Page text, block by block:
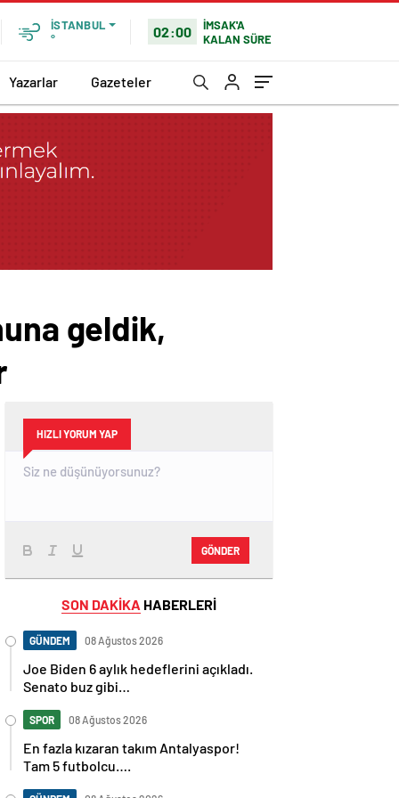
İSTANBUL
°
02:00
İMSAK'A
KALAN SÜRE
Yazarlar Gazeteler
geldik,
HIZLI YORUM YAP
GÖNDER
SON DAKİKA HABERLERİ
GÜNDEM 08 Ağustos 2026
Joe Biden 6 aylık hedeflerini açıkladı.
Senato buz gibi…
SPOR 08 Ağustos 2026
En fazla kızaran takım Antalyaspor!
Tam 5 futbolcu….